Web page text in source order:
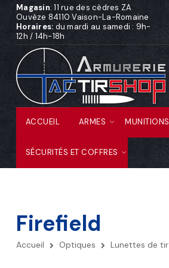
Magasin: 11 rue des cèdres ZA
Ouvèze 84110 Vaison-La-Romaine
Horaires: du mardi au samedi : 9h-
12h / 14h-18h
ACCUEIL ARMES MUNITIONS
SÉCURITÉS ET COFFRES
Firefield
Accueil Optiques Lunettes de tir